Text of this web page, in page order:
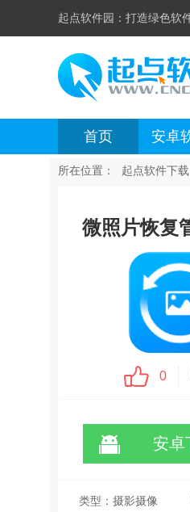
起点软件园： 打造绿色软
首页 安卓
所在位置： 起点软件下载
微照片恢复
0
安卓
类型：摄影摄像